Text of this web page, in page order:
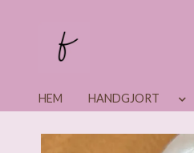
HEM HANDGJORT